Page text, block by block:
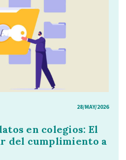
28/MAY/2026
en colegios: El
del cumplimiento a